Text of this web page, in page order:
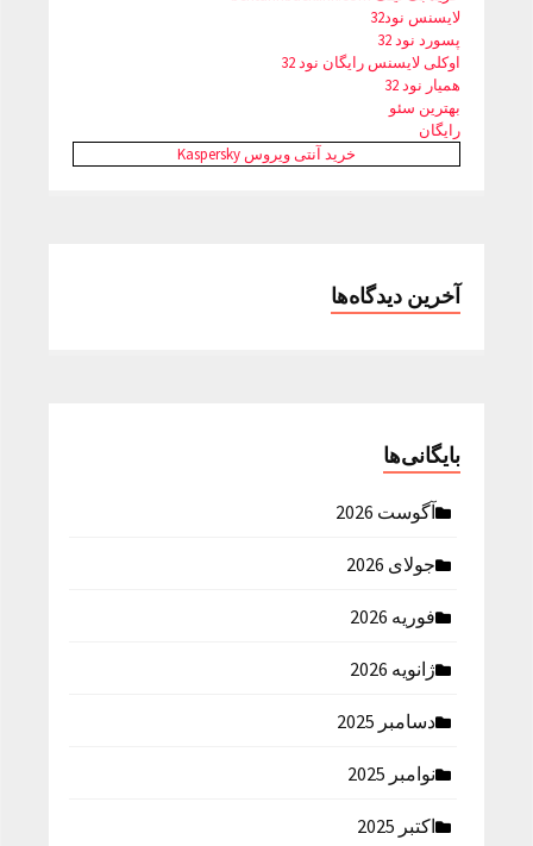
لایسنس نود32
پسورد نود 32
اوکلی لایسنس رایگان نود 32
همیار نود 32
بهترین سئو
رایگان
خرید آنتی ویروس Kaspersky
آخرین دیدگاه‌ها
بایگانی‌ها
آگوست 2026
جولای 2026
فوریه 2026
ژانویه 2026
دسامبر 2025
نوامبر 2025
اکتبر 2025